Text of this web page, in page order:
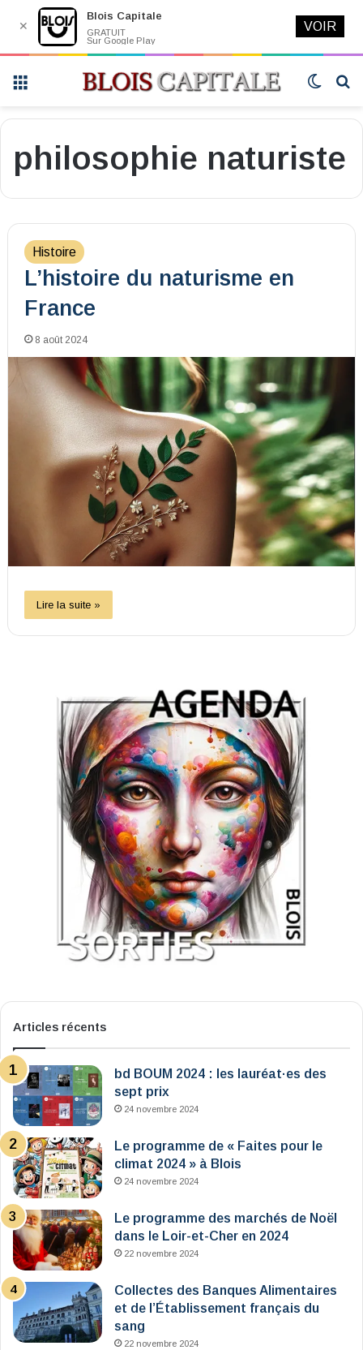
Switch
philosophie naturiste
Histoire
L’histoire du naturisme en
France
8 août 2024
Lire la suite »
Articles récents
bd BOUM 2024 : les lauréat·es des
sept prix
24 novembre 2024
Le programme de « Faites pour le
climat 2024 » à Blois
24 novembre 2024
Le programme des marchés de Noël
dans le Loir-et-Cher en 2024
22 novembre 2024
Collectes des Banques Alimentaires
et de l’Établissement français du
sang
22 novembre 2024
✕
Blois Capitale
GRATUIT
Sur Google Play
VOIR